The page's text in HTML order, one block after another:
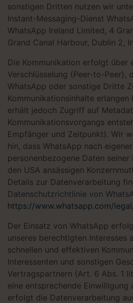
sonstigen Dritten nutzen wir
Instant-Messaging-Dienst
WhatsApp Ireland Limited, 4
Grand Canal Harbour, Dublin 2,
Die Kommunikation erfolgt über
Verschlüsselung (Peer-to-Peer),
WhatsApp oder sonstige Dritte
Kommunikationsinhalte erlangen
erhält jedoch Zugriff auf
Kommunikationsvorgangs
Empfänger und Zeitpunkt). Wir
hin, dass WhatsApp nach
personenbezogene Daten
den USA ansässigen
Details zur Datenverarbeitung
Datenschutzrichtlinie von
https://www.whatsapp.com/
Der Einsatz von WhatsApp
unseres berechtigten Interesses
schnellen und effektiven
Interessenten und sonstigen
Vertragspartnern (Art. 6 Abs. 1
eine entsprechende Einwilligung
erfolgt die Datenverarbeitung